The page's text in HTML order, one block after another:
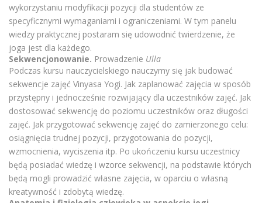
wykorzystaniu modyfikacji pozycji dla studentów ze
specyficznymi wymaganiami i ograniczeniami. W tym panelu
wiedzy praktycznej postaram się udowodnić twierdzenie, że
joga jest dla każdego.
Sekwencjonowanie. Prowadzenie Ulla
Podczas kursu nauczycielskiego nauczymy się jak budować
sekwencje zajęć Vinyasa Yogi. Jak zaplanować zajęcia w sposób
przystępny i jednocześnie rozwijający dla uczestników zajęć. Jak
dostosować sekwencję do poziomu uczestników oraz długości
zajęć. Jak przygotować sekwencję zajęć do zamierzonego celu:
osiągnięcia trudnej pozycji, przygotowania do pozycji,
wzmocnienia, wyciszenia itp. Po ukończeniu kursu uczestnicy
będą posiadać wiedzę i wzorce sekwencji, na podstawie których
będą mogli prowadzić własne zajęcia, w oparciu o własną
kreatywność i zdobytą wiedzę.